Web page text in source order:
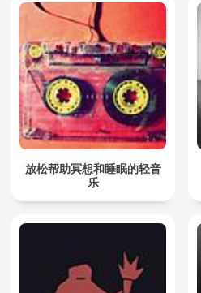
放松帮助冥想和睡眠的轻音
乐